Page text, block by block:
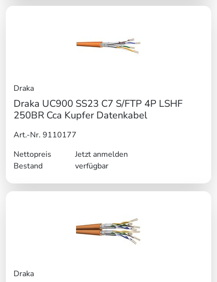
Draka
Draka UC900 SS23 C7 S/FTP 4P LSHF
250BR Cca Kupfer Datenkabel
Art.-Nr. 9110177
Nettopreis
Jetzt anmelden
Bestand
verfügbar
Draka